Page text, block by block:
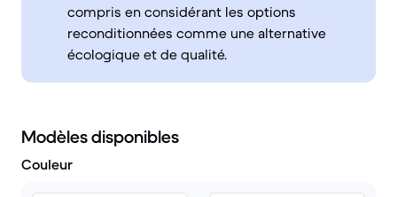
compris en considérant les options
reconditionnées comme une alternative
écologique et de qualité.
Modèles disponibles
Couleur